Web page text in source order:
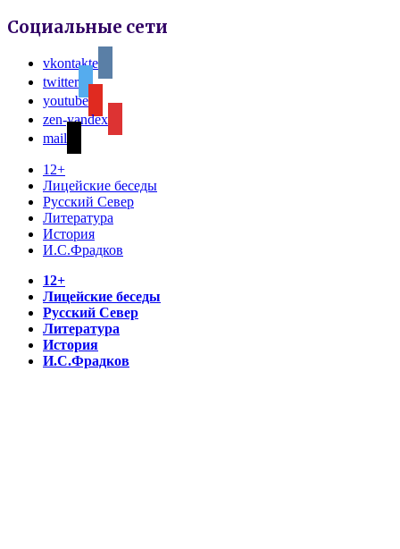
Социальные сети
vkontakte
twitter
youtube
zen-yandex
mail
12+
Лицейские беседы
Русский Север
Литература
История
И.С.Фрадков
12+
Лицейские беседы
Русский Север
Литература
История
И.С.Фрадков